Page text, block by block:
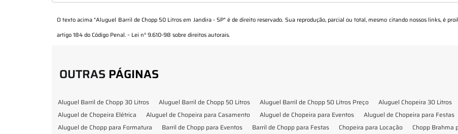
O texto acima "Aluguel Barril de Chopp 50 Litros em Jandira - SP" é de direito reservado. Sua reprodução, parcial ou total, mesmo citando nossos links, é
artigo 184 do Código Penal. – Lei n° 9.610-98 sobre direitos autorais.
OUTRAS PÁGINAS
Aluguel Barril de Chopp 30 Litros Aluguel Barril de Chopp 50 Litros Aluguel Barril de Chopp 50 Litros Preço Aluguel Chopeira 30 Litros
Aluguel de Chopeira Elétrica
Aluguel de Chopeira para Casamento Aluguel de Chopeira para Eventos Aluguel de Chopeira para Festas
Aluguel de Chopp para Formatura
Barril de Chopp para Eventos Barril de Chopp para Festas Chopeira para Locação Chopp Brahma